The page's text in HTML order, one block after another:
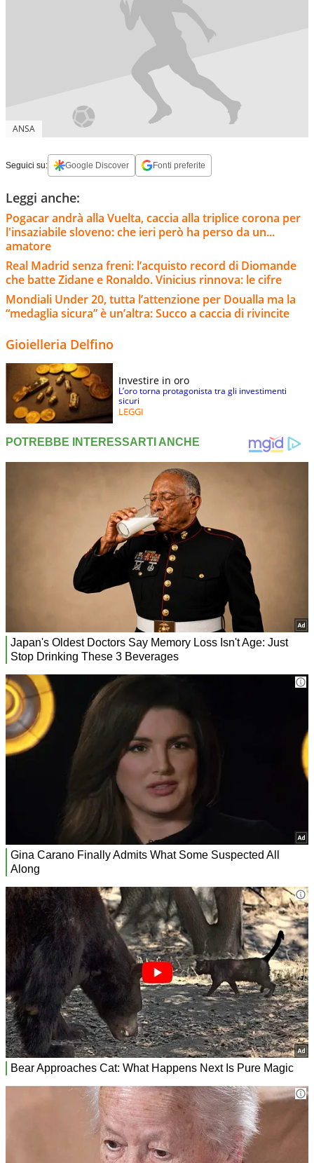
ANSA
Seguici su: Google Discover Fonti preferite
Leggi anche:
Pogacar andrà alla Vuelta, caccia alla triplice corona per
l'insaziabile sloveno: che ieri però ha perso da un...
amatore
Real Madrid senza freni: l’acquisto record di Diomande
che batte Zidane e Ronaldo. Vinicius rinnova: le cifre
Mondiali Under 20, tutta l’attenzione per Doualla ma la
“medaglia sicura” è un’altra: Succo a caccia di rivincite
Gioielleria Delfino
Investire in oro
L’oro torna protagonista tra gli investimenti
sicuri
LEGGI